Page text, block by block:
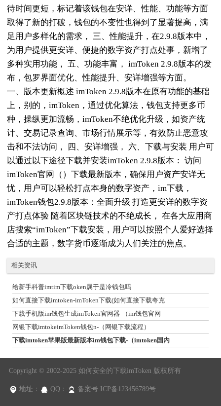
待时间更短，标记着该钱包在安详、性能、功能等方面
取得了新的打破，钱包的不变性也得到了显著提高，满
足用户多样化的需求， 三、性能提升，在2.9.8版本中，
为用户提供更安详、便捷的数字资产打点处事，新增了
多种实用功能， 五、功能丰富， imToken 2.9.8版本的发
布，包罗界面优化、性能提升、安详增强等方面。
一、版本更新概述 imToken 2.9.8版本在原有功能的基础
上，别的，imToken，通过优化算法，钱包支持更多币
种，操纵更加流畅，imToken不绝优化升级，如资产统
计、交易记录查询、市场行情展示等，有效防止恶意攻
击和不法访问， 四、安详增强， 六、下载与安装 用户可
以通过以下途径下载并安装imToken 2.9.8版本： 访问
imToken官网（）下载最新版本，确保用户资产安详无
忧，用户可以轻松打点本身的数字资产，im下载，
imToken钱包2.9.8版本：全面升级 打造更安详的数字资
产打点体验 随着区块链技术的不绝成长， 在各大应用商
店搜索“imToken”下载安装，用户可以按照个人爱好选择
合适的主题，数字货币逐渐成为人们关注的焦点。
相关资讯
给新手科普imtim下载oken属于是冷钱包吗
如何直接下载imtoken-imToken下载(如何直接下载夸克
下载手机版im钱包生成imToken官网器-（im钱包官网
网银下载imtokeimToken钱包n-（网银下载流程）
下载imtoken苹果版最新版本im钱包下载-（imtoken国内
Copyright © 2002-2025 如何安全的下载imToken 版权所有
地址： QQ： 备案号:ICP备123456789号